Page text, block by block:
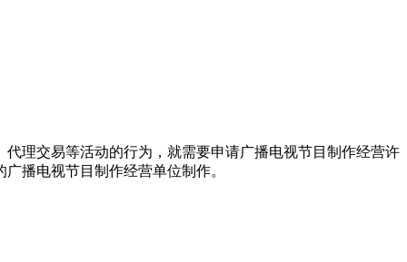
理交易等活动的行为，就需要申请广播电视节目制作经营许
播电视节目制作经营单位制作。